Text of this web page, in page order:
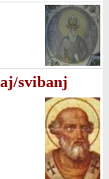
svibanj